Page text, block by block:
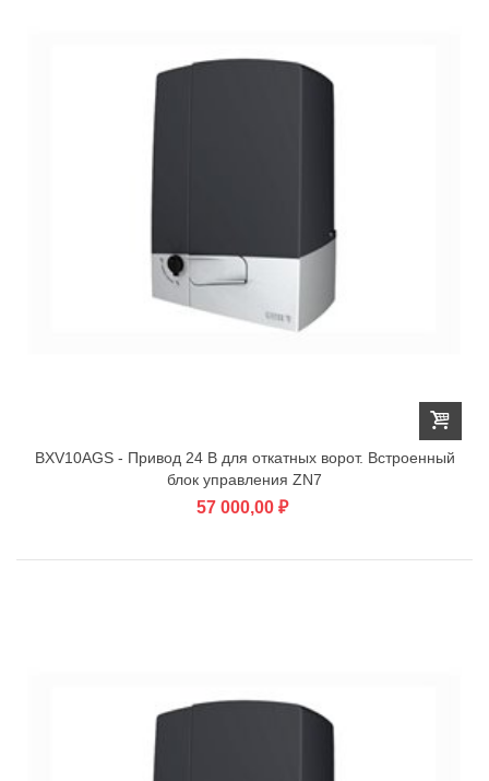
BXV10AGS - Привод 24 В для откатных ворот. Встроенный
блок управления ZN7
57 000,00 ₽